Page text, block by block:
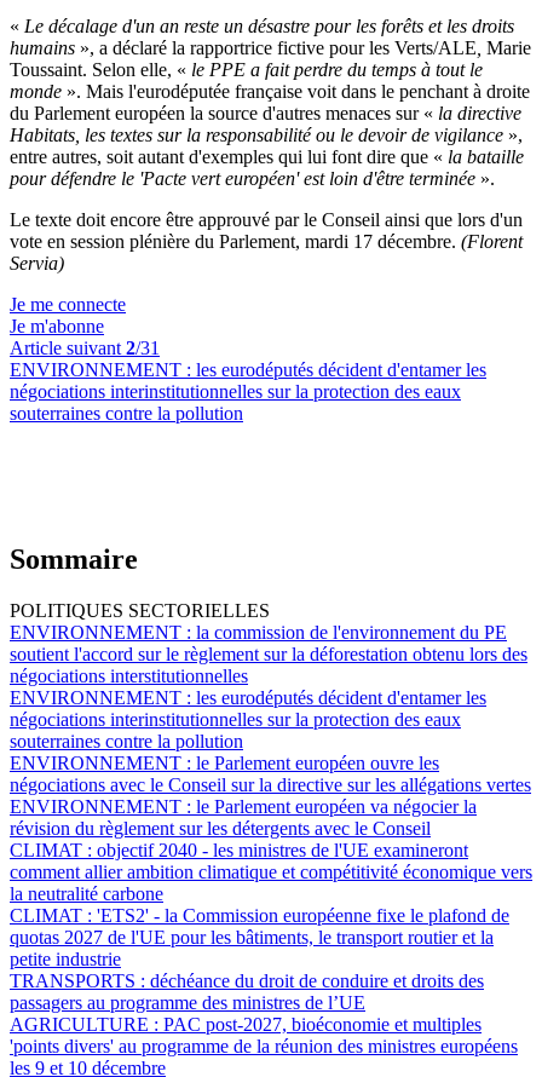
« Le décalage d'un an reste un désastre pour les forêts et les droits
humains », a déclaré la rapportrice fictive pour les Verts/ALE Marie
Toussaint. Selon elle, « le PPE a fait perdre du temps à tout le
monde ». Mais l'eurodéputée française voit dans le penchant à droite
du Parlement européen la source d'autres menaces sur « la directive
Habitats, les textes sur la responsabilité ou le devoir de vigilance »,
entre autres, soit autant d'exemples qui lui font dire que « la bataille
pour défendre le 'Pacte vert européen' est loin d'être terminée ».
Le texte doit encore être approuvé par le Conseil ainsi que lors d'un
vote en session plénière du Parlement, mardi 17 décembre. (Florent
Servia)
Je me connecte
Je m'abonne
Article suivant 2/31
ENVIRONNEMENT : les eurodéputés décident d'entamer les
négociations interinstitutionnelles sur la protection des eaux
souterraines contre la pollution
Sommaire
POLITIQUES SECTORIELLES
ENVIRONNEMENT : la commission de l'environnement du PE
soutient l'accord sur le règlement sur la déforestation obtenu lors des
négociations interstitutionnelles
ENVIRONNEMENT : les eurodéputés décident d'entamer les
négociations interinstitutionnelles sur la protection des eaux
souterraines contre la pollution
ENVIRONNEMENT : le Parlement européen ouvre les
négociations avec le Conseil sur la directive sur les allégations vertes
ENVIRONNEMENT : le Parlement européen va négocier la
révision du règlement sur les détergents avec le Conseil
CLIMAT : objectif 2040 - les ministres de l'UE examineront
comment allier ambition climatique et compétitivité économique vers
la neutralité carbone
CLIMAT : 'ETS2' - la Commission européenne fixe le plafond de
quotas 2027 de l'UE pour les bâtiments, le transport routier et la
petite industrie
TRANSPORTS : déchéance du droit de conduire et droits des
passagers au programme des ministres de l’UE
AGRICULTURE : PAC post-2027, bioéconomie et multiples
'points divers' au programme de la réunion des ministres européens
les 9 et 10 décembre